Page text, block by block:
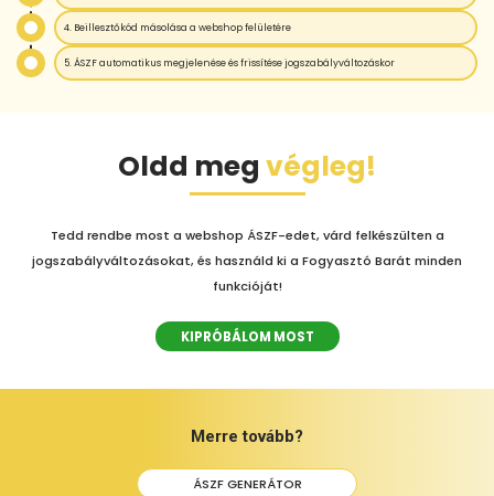
4. Beillesztőkód másolása a webshop felületére
5. ÁSZF automatikus megjelenése és frissítése jogszabályváltozáskor
Oldd meg végleg!
Tedd rendbe most a webshop ÁSZF-edet, várd felkészülten a
jogszabályváltozásokat, és használd ki a Fogyasztó Barát minden
funkcióját!
KIPRÓBÁLOM MOST
Merre tovább?
ÁSZF GENERÁTOR